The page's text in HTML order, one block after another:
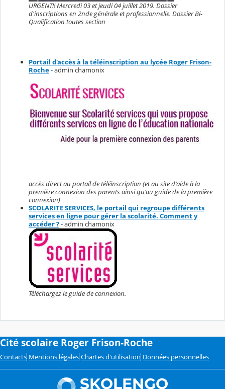
URGENT!! Mercredi 03 et jeudi 04 juillet 2019. Dossier
d'inscriptions en 2nde générale et professionnelle. Dossier Bi-
Qualification toutes section
Portail d'accès à la téléinscription au lycée Roger Frison-
Roche- admin chamonix
accès direct au portail de téléinscription (et au site d'aide à la
première connexion des parents ainsi qu'au guide de la première
connexion)
SCOLARITE SERVICES, le portail qui regroupe différents
services en ligne pour gérer la scolarité. Comment y
accéder ?- admin chamonix
Téléchargez le guide de connexion.
Cité scolaire Roger Frison-Roche
Contacts Mentions légales Chartes d'utilisation Données personnelles